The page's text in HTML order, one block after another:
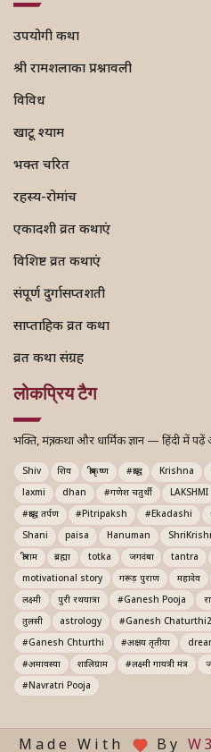
उपयोगी कथा
श्री रामशलाका प्रश्नावली
विविध
खाटू श्याम
भक्त चरित
रहस्य-रोमांच
एकादशी व्रत कथाएं
विशिष्ट व्रत कथाएं
संपूर्ण दुर्गासप्तशती
साप्ताहिक व्रत कथा
व्रत कथा संग्रह
लोकप्रिय टैग
भक्ति, मंत्र, कथा और धार्मिक ज्ञान — हिंदी में
Shiv शिव श्रीकृष्ण #श्राद्ध Krishna
laxmi
dhan #गणेश चतुर्थी LAKSHMI
#श्राद्ध तर्पण
#Pitripaksh #Ekadashi
Shani
paisa Hanuman
श्रीराम
ब्रह्मा totka जगदंबा tantra
motivational story
गरूड़ पुराण महादेव
लक्ष्मी
पुरी रथयात्रा #Ganesh Pooja
तुलसी
astrology #Ganesh
#Ganesh Chturthi
#अक्षय तृतीया
#अमावस्या
शालिग्राम #लक्ष्मी गायत्री मंत्र
#Navratri Pooja
Made With By